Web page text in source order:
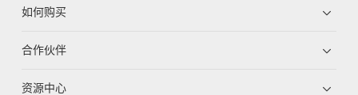
如何购买
合作伙伴
资源中心